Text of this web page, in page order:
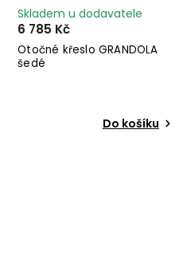
Otočné křeslo GRANDOLA
šedé
Skladem u dodavatele
6 785 Kč
Do košíku